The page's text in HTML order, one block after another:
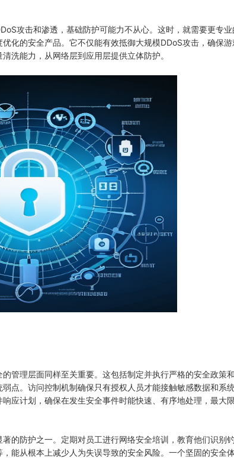
攻击和渗透，基础防护可能力不从心。这时，就需要更专业
化的安全产品。它不仅能有效抵御大规模DDoS攻击，确保游
洗能力，从网络层到应用层提供立体防护。
理层面同样至关重要。这包括制定并执行严格的安全政策
点。访问控制机制确保只有授权人员才能接触敏感数据和系
应计划，确保在发生安全事件时能快速、有序地处理，最大
防护之一。定期对员工进行网络安全培训，教育他们识别
能从根本上减少人为失误导致的安全风险。一个坚固的安全体